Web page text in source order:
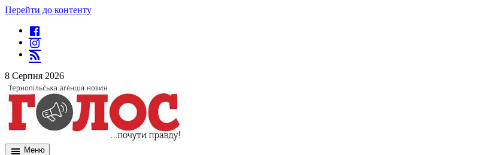
Перейти до контенту
8 Серпня 2026
Меню